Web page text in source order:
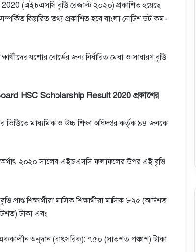
(এইচএসসি বৃত্তি রেজাল্ট ২০২০) প্রকাশিত হয়েছে
বিস্তারিত তথ্য প্রকাশিত হবে বাংলা নোটিশ ডট কম-
যশাের বোর্ডের জন্য নির্ধারিত মেধা ও সাধারণ বৃত্তি
HSC Scholarship Result 2020 প্রকাশের
মাধ্যমিক ও উচ্চ শিক্ষা অধিদপ্তর কর্তৃক ৯৪ জনকে
২০২০ সালের এইচএসসি ফলাফলের উপর এই বৃত্তি
প্রাপ্ত শিক্ষার্থীরা মাসিক শিক্ষার্থীরা মাসিক ৮২৫ (আটশত
টাকা এবং
এককালীন অনুদান (বাৎসরিক): ৭৫০ (সাতশত পঞ্চাশ) টাকা